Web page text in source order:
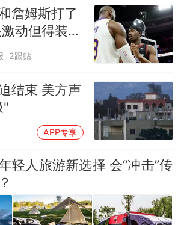
詹姆斯打了
动但得装得
2跟贴
结束 美方声
"
APP专享
轻人旅游新选择 会“冲击”传